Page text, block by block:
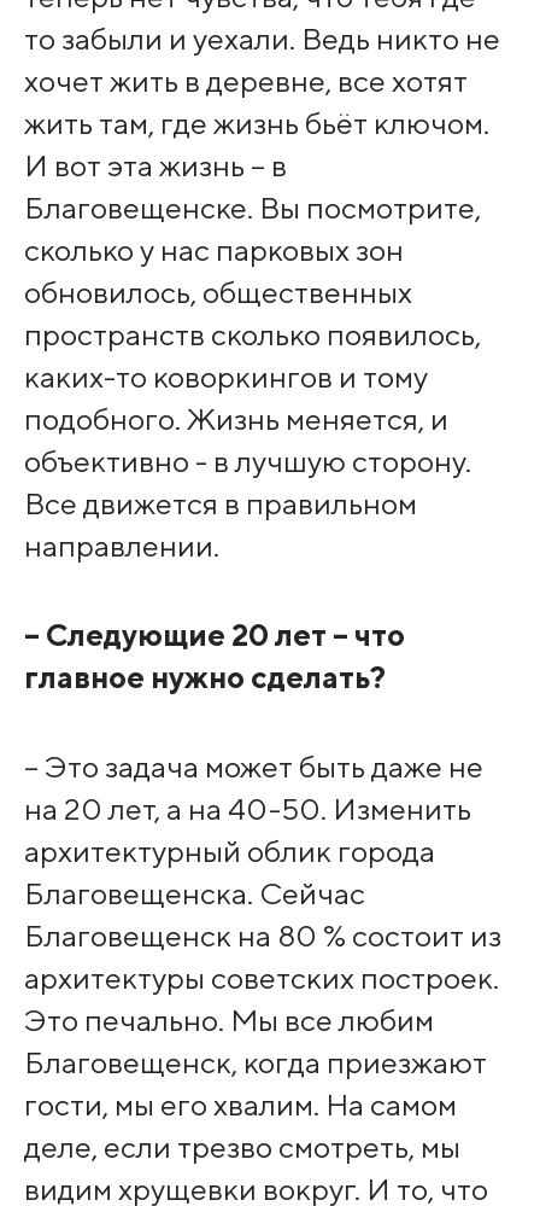
то забыли и уехали. Ведь никто не
хочет жить в деревне, все хотят
жить там, где жизнь бьёт ключом.
И вот эта жизнь – в
Благовещенске. Вы посмотрите,
сколько у нас парковых зон
обновилось, общественных
пространств сколько появилось,
каких-то коворкингов и тому
подобного. Жизнь меняется, и
объективно - в лучшую сторону.
Все движется в правильном
направлении.
– Следующие 20 лет – что
главное нужно сделать?
– Это задача может быть даже не
на 20 лет, а на 40-50. Изменить
архитектурный облик города
Благовещенска. Сейчас
Благовещенск на 80 % состоит из
архитектуры советских построек.
Это печально. Мы все любим
Благовещенск, когда приезжают
гости, мы его хвалим. На самом
деле, если трезво смотреть, мы
видим хрущевки вокруг. И то, что